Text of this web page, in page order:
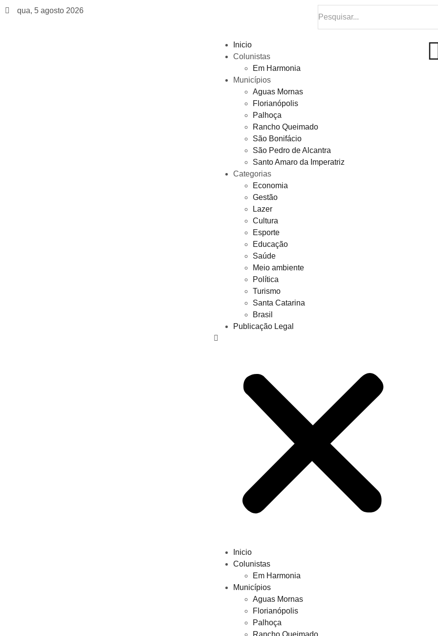
qua, 5 agosto 2026
Inicio
Colunistas
Em Harmonia
Municípios
Aguas Mornas
Florianópolis
Palhoça
Rancho Queimado
São Bonifácio
São Pedro de Alcantra
Santo Amaro da Imperatriz
Categorias
Economia
Gestão
Lazer
Cultura
Esporte
Educação
Saúde
Meio ambiente
Política
Turismo
Santa Catarina
Brasil
Publicação Legal
Inicio
Colunistas
Em Harmonia
Municípios
Aguas Mornas
Florianópolis
Palhoça
Rancho Queimado